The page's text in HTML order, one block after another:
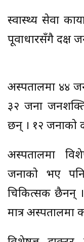
स्वास्थ्य सेवा
पूर्वाधारसँगै दक्ष
अस्पतालमा ४४
३२ जना जनशक्ति
छन् । १२ जनाको
अस्पतालमा
जनाको भए
चिकित्सक छैनन् ।
मात्र अस्पतालमा